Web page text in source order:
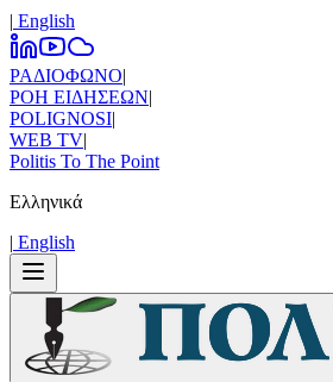
| Εnglish
ΡΑΔΙΟΦΩΝΟ|
ΡΟΗ ΕΙΔΗΣΕΩΝ|
POLIGNOSI|
WEB TV|
Politis To The Point
Ελληνικά
| Εnglish